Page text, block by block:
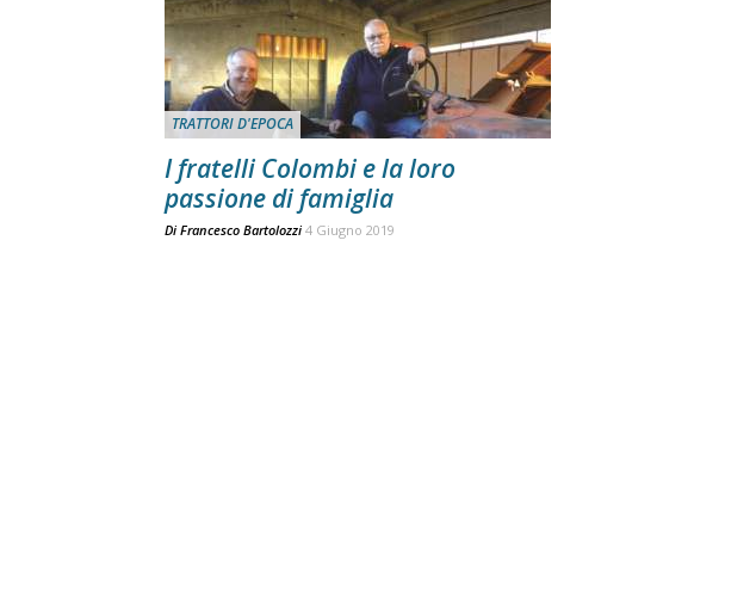
TRATTORI D'EPOCA
I fratelli Colombi e la loro
passione di famiglia
Di Francesco Bartolozzi 4 Giugno 2019